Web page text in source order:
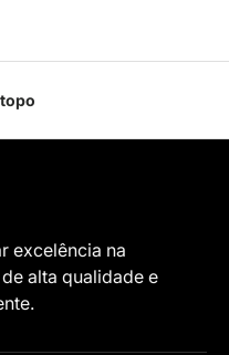
excelência na
alta qualidade e